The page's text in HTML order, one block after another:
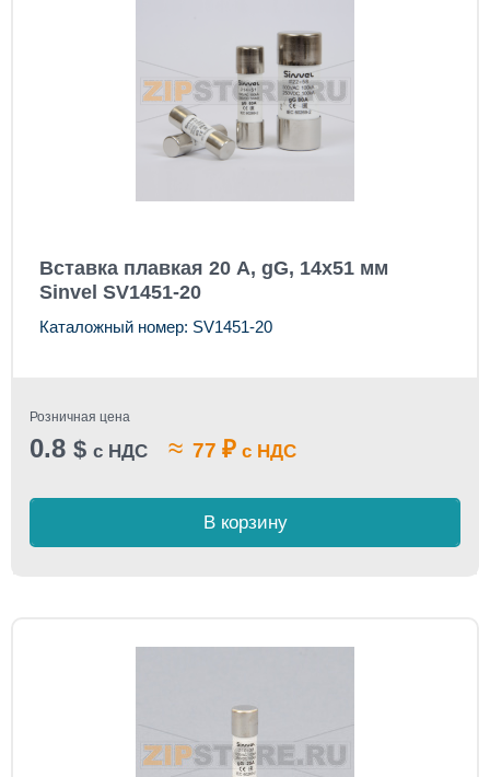
Вставка плавкая 20 А, gG, 14x51 мм
Sinvel SV1451-20
Каталожный номер: SV1451-20
Розничная цена
0.8 $ с НДС ≈ 77 ₽ с НДС
В корзину